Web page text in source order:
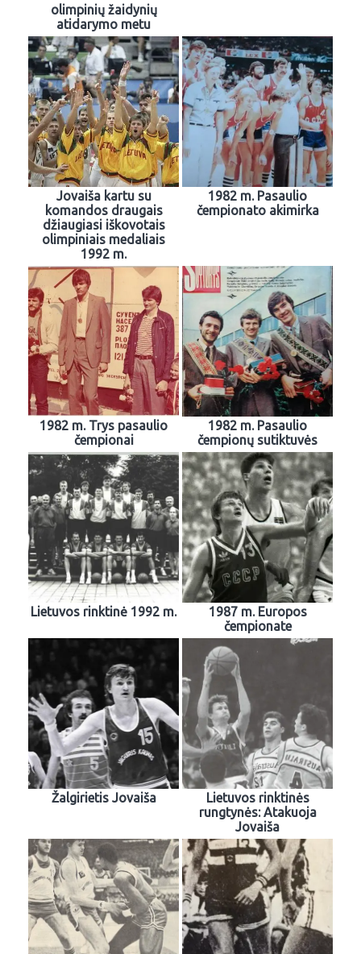
olimpinių žaidynių
atidarymo metu
Jovaiša kartu su
komandos draugais
džiaugiasi iškovotais
olimpiniais medaliais
1992 m.
1982 m. Pasaulio
čempionato akimirka
1982 m. Trys pasaulio
čempionai
1982 m. Pasaulio
čempionų sutiktuvės
Lietuvos rinktinė 1992 m.
1987 m. Europos
čempionate
Žalgirietis Jovaiša
Lietuvos rinktinės
rungtynės: Atakuoja
Jovaiša